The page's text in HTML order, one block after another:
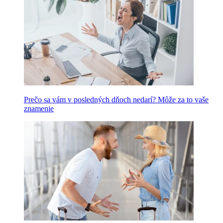
Prečo sa vám v posledných dňoch nedarí? Môže za to vaše
znamenie